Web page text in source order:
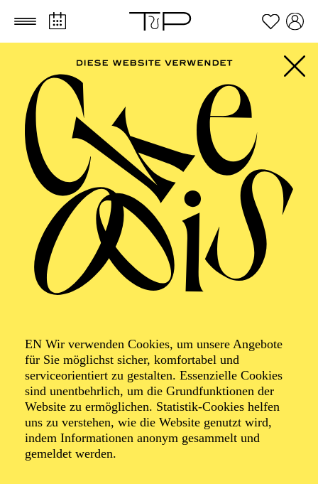
Zum Hauptinhalt springen Zum Footer springen
EN Wir verwenden Cookies, um unsere Angebote
für Sie möglichst sicher, komfortabel und
serviceorientiert zu gestalten. Essenzielle Cookies
sind unentbehrlich, um die Grundfunktionen der
Website zu ermöglichen. Statistik-Cookies helfen
uns zu verstehen, wie die Website genutzt wird,
indem Informationen anonym gesammelt und
gemeldet werden.
FILTER
SEPTEMBER 2026
PHILHARMONIE ESSEN
Friday
04.09.2026
20:00 - 23:00
Alfried Krupp Saal
Organiser: Theater-, Konzert- u. Gastspieldirektion OTTO
HOFNER GMBH
TICKETS
55,20 52,70€
EN: SCHAUSPIEL ESSEN